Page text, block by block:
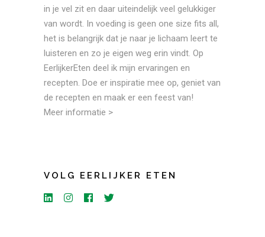
in je vel zit en daar uiteindelijk veel gelukkiger
van wordt. In voeding is geen one size fits all,
het is belangrijk dat je naar je lichaam leert te
luisteren en zo je eigen weg erin vindt. Op
EerlijkerEten deel ik mijn ervaringen en
recepten. Doe er inspiratie mee op, geniet van
de recepten en maak er een feest van!
Meer informatie >
VOLG EERLIJKER ETEN